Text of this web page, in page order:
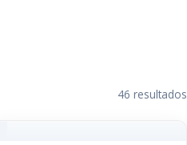
46 resultados